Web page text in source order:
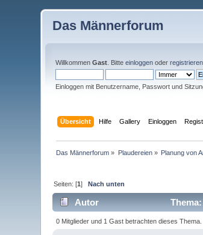
Das Männerforum
WillkommenGast . Bitteeinloggen oderregistrieren
Einloggen mit Benutzername, Passwort und
Übersicht Hilfe Gallery Einloggen
Das Männerforum » Plaudereien» Planung von
Seiten: [1]Nach unten
Autor
0 Mitglieder und 1 Gast betrachten dieses Thema.